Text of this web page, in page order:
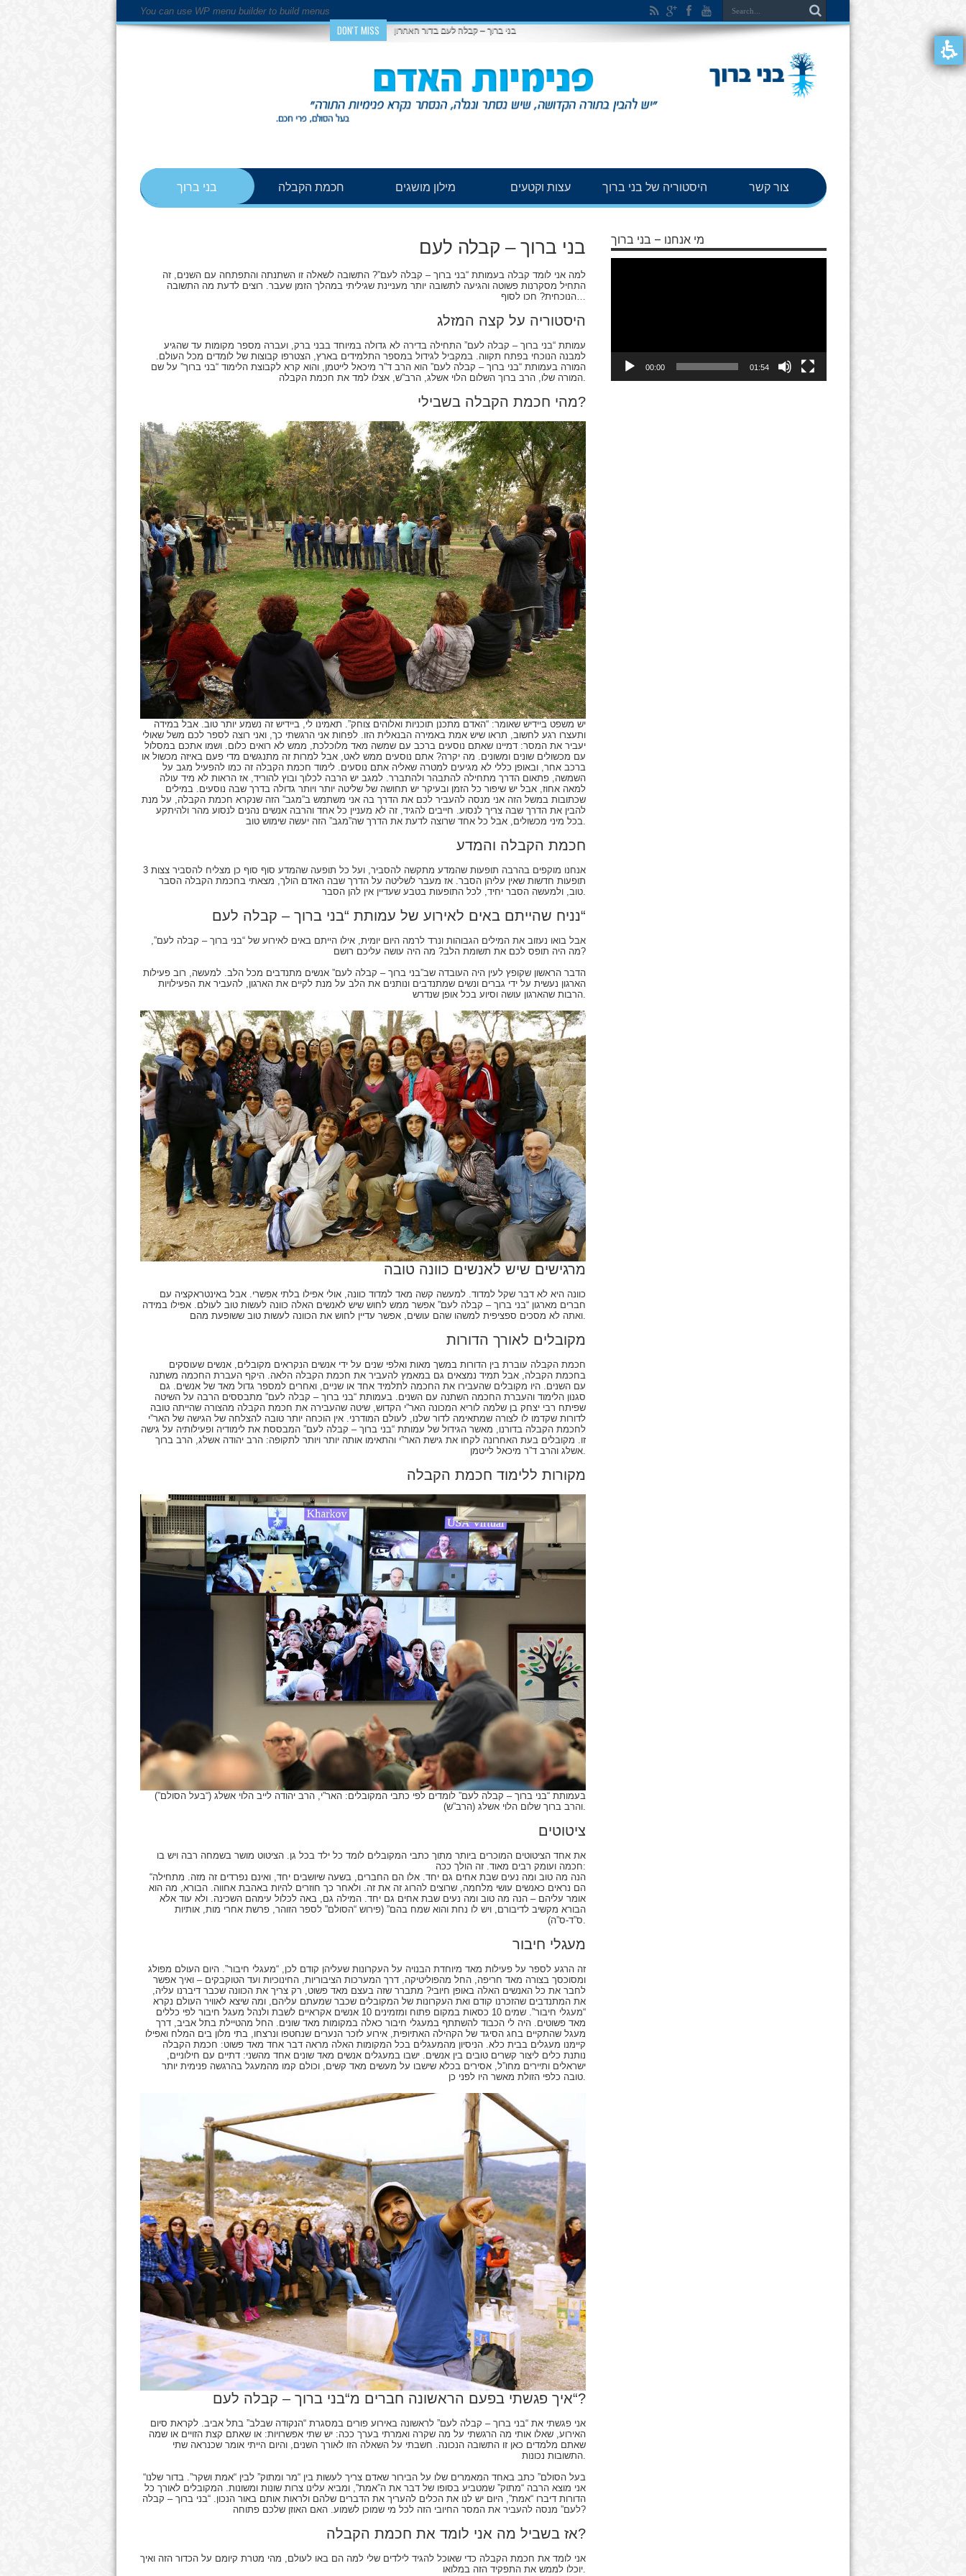
You can use WP menu builder to build menus
DON'T MISS בני ברוך – קבלה לעם בדור האחרון
בני ברוך חכמת הקבלה מילון מושגים עצות וקטעים היסטוריה של בני ברוך צור קשר
בני ברוך – קבלה לעם
למה אני לומד קבלה בעמותת “בני ברוך – קבלה לעם”? התשובה לשאלה זו השתנתה והתפתחה עם השנים, זה
התחיל מסקרנות פשוטה והגיעה לתשובה יותר מעניינת שגיליתי במהלך הזמן שעבר. רוצים לדעת מה התשובה
הנוכחית? חכו לסוף…
היסטוריה על קצה המזלג
עמותת “בני ברוך – קבלה לעם” התחילה בדירה לא גדולה במיוחד בבני ברק, ועברה מספר מקומות עד שהגיע
למבנה הנוכחי בפתח תקווה. במקביל לגידול במספר התלמידים בארץ, הצטרפו קבוצות של לומדים מכל העולם.
המורה בעמותת “בני ברוך – קבלה לעם” הוא הרב ד”ר מיכאל לייטמן, והוא קרא לקבוצת הלימוד “בני ברוך” על שם
המורה שלו, הרב ברוך השלום הלוי אשלג, הרב”ש, אצלו למד את חכמת הקבלה.
מהי חכמת הקבלה בשבילי?
יש משפט ביידיש שאומר: “האדם מתכנן תוכניות ואלוהים צוחק”. תאמינו לי, ביידיש זה נשמע יותר טוב. אבל במידה
ותעצרו רגע לחשוב, תראו שיש אמת באמירה הבנאלית הזו. לפחות אני הרגשתי כך, ואני רוצה לספר לכם משל שאולי
יעביר את המסר: דמיינו שאתם נוסעים ברכב עם שמשה מאד מלוכלכת, ממש לא רואים כלום. ושמו אתכם במסלול
עם מכשולים שונים ומשונים. מה יקרה? אתם נוסעים ממש לאט, אבל למרות זה מתנגשים מדי פעם באיזה מכשול או
ברכב אחר, ובאופן כללי לא מגיעים למטרה שאליה אתם נוסעים. לימוד חכמת הקבלה זה כמו להפעיל מגב על
השמשה, פתאום הדרך מתחילה להתבהר ולהתברר. למגב יש הרבה לכלוך ובוץ להוריד, אז הראות לא מיד עולה
למאה אחוז, אבל יש שיפור כל הזמן ובעיקר יש תחושה של שליטה יותר ויותר גדולה בדרך שבה נוסעים. במילים
שכתובות במשל הזה אני מנסה להעביר לכם את הדרך בה אני משתמש ב”מגב” הזה שנקרא חכמת הקבלה, על מנת
להבין את הדרך שבה צריך לנסוע. חייבים להגיד, זה לא מעניין כל אחד והרבה אנשים נהנים לנסוע מהר ולהיתקע
חכמת הקבלה והמדע
אנחנו מוקפים בהרבה תופעות שהמדע מתקשה להסביר, ועל כל תופעה שהמדע סוף סוף כן מצליח להסביר צצות 3
תופעות חדשות שאין עליהן הסבר. אז מעבר לשליטה על הדרך שבה האדם הולך, מצאתי בחכמת הקבלה הסבר
טוב, ולמעשה הסבר יחיד, לכל התופעות בטבע שעדיין אין להן הסבר.
נניח שהייתם באים לאירוע של עמותת “בני ברוך – קבלה לעם“
אבל בואו נעזוב את המילים הגבוהות ונרד לרמה היום יומית, אילו הייתם באים לאירוע של “בני ברוך – קבלה לעם”,
מה היה תופס לכם את תשומת הלב? מה היה עושה עליכם רושם?
הדבר הראשון שקופץ לעין היה העובדה שב”בני ברוך – קבלה לעם” אנשים מתנדבים מכל הלב. למעשה, רוב פעילות
הארגון נעשית על ידי גברים ונשים שמתנדבים ונותנים את הלב על מנת לקיים את הארגון, להעביר את הפעילויות
הרבות שהארגון עושה וסיוע בכל אופן שנדרש.
מרגישים שיש לאנשים כוונה טובה
כוונה היא לא דבר שקל למדוד. למעשה קשה מאד למדוד כוונה, אולי אפילו בלתי אפשרי. אבל באינטראקציה עם
חברים מארגון “בני ברוך – קבלה לעם” אפשר ממש לחוש שיש לאנשים האלה כוונה לעשות טוב לעולם. אפילו במידה
ואתה לא מסכים ספציפית למשהו שהם עושים, אפשר עדיין לחוש את הכוונה לעשות טוב ששופעת מהם.
מקובלים לאורך הדורות
חכמת הקבלה עוברת בין הדורות במשך מאות ואלפי שנים על ידי אנשים הנקראים מקובלים, אנשים שעוסקים
בחכמת הקבלה, אבל תמיד נמצאים גם במאמץ להעביר את חכמת הקבלה הלאה. היקף העברת החכמה משתנה
עם השנים. היו מקובלים שהעבירו את החכמה לתלמיד אחד או שניים, ואחרים למספר גדול מאד של אנשים. גם
סגנון הלימוד והעברת החכמה השתנה עם השנים. בעמותת “בני ברוך – קבלה לעם” מתבססים הרבה על השיטה
שפיתח רבי יצחק בן שלמה לוריא המכונה האר”י הקדוש, שיטה שהעבירה את חכמת הקבלה מהצורה שהייתה טובה
לדורות שקדמו לו לצורה שמתאימה לדור שלנו, לעולם המודרני. אין הוכחה יותר טובה להצלחה של הגישה של האר”י
לחכמת הקבלה בדורנו, מאשר הגידול של עמותת “בני ברוך – קבלה לעם” המבססת את לימודיה ופעילותיה על גישה
זו. מקובלים בעת האחרונה לקחו את גישת האר”י והתאימו אותה יותר ויותר לתקופה: הרב יהודה אשלג, הרב ברוך
אשלג והרב ד”ר מיכאל לייטמן.
מקורות ללימוד חכמת הקבלה
בעמותת “בני ברוך – קבלה לעם” לומדים לפי כתבי המקובלים: האר”י, הרב יהודה לייב הלוי אשלג (“בעל הסולם”)
והרב ברוך שלום הלוי אשלג (הרב”ש).
ציטוטים
את אחד הציטוטים המוכרים ביותר מתוך כתבי המקובלים לומד כל ילד בכל גן. הציטוט מושר בשמחה רבה ויש בו
חכמה ועומק רבים מאוד. זה הולך ככה:
“הנה מה טוב ומה נעים שבת אחים גם יחד. אלו הם החברים, בשעה שיושבים יחד, ואינם נפרדים זה מזה. מתחילה
הם נראים כאנשים עושי מלחמה, שרוצים להרוג זה את זה. ולאחר כך חוזרים להיות באהבת אחווה. הבורא, מה הוא
אומר עליהם – הנה מה טוב ומה נעים שבת אחים גם יחד. המילה גם, באה לכלול עימהם השכינה. ולא עוד אלא
הבורא מקשיב לדיבורם, ויש לו נחת והוא שמח בהם” (פירוש “הסולם” לספר הזוהר, פרשת אחרי מות, אותיות
ס”ד-ס”ה).
מעגלי חיבור
זה הרגע לספר על פעילות מאד מיוחדת הבנויה על העקרונות שעליהן קודם לכן, “מעגלי חיבור”. היום העולם מפולג
ומסוכסך בצורה מאד חריפה, החל מהפוליטיקה, דרך המערכות הציבוריות, החינוכיות ועד הטוקבקים – ואיך אפשר
לחבר את כל האנשים האלה באופן חיובי? מתברר שזה בעצם מאד פשוט, רק צריך את הכוונה שכבר דיברנו עליה,
את המתנדבים שהזכרנו קודם ואת העקרונות של המקובלים שכבר שמעתם עליהם, ומה שיצא לאוויר העולם נקרא
“מעגלי חיבור”. שמים 10 כסאות במקום פתוח ומזמינים 10 אנשים אקראיים לשבת ולנהל מעגל חיבור לפי כללים
מאד פשוטים. היה לי הכבוד להשתתף במעגלי חיבור כאלה במקומות מאד שונים. החל מהטיילת בתל אביב, דרך
מעגל שהתקיים בחג הסיגד של הקהילה האתיופית, אירוע לזכר הנערים שנחטפו ונרצחו, בתי מלון בים המלח ואפילו
קיימנו מעגלים בבית כלא. הניסיון מהמעגלים בכל המקומות האלה מראה דבר אחד מאד פשוט: חכמת הקבלה
נותנת כלים ליצור קשרים טובים בין אנשים. ישבו במעגלים אנשים מאד שונים אחד מהשני: דתיים עם חילוניים,
ישראלים ותיירים מחו”ל, אסירים בכלא שישבו על מעשים מאד קשים, וכולם קמו מהמעגל בהרגשה פנימית יותר
טובה כלפי הזולת מאשר היו לפני כן.
איך פגשתי בפעם הראשונה חברים מ“בני ברוך – קבלה לעם“?
אני פגשתי את “בני ברוך – קבלה לעם” לראשונה באירוע פורים במסגרת “הנקודה שבלב” בתל אביב. לקראת סיום
האירוע, שאלו אותי מה הרגשתי על מה שקרה ואמרתי בערך ככה: יש שתי אפשרויות: או שאתם קצת הזויים או שמה
שאתם מלמדים כאן זו התשובה הנכונה. חשבתי על השאלה הזו לאורך השנים, והיום הייתי אומר שכנראה שתי
התשובות נכונות.
“בעל הסולם” כתב באחד המאמרים שלו על הבירור שאדם צריך לעשות בין “מר ומתוק” לבין “אמת ושקר”. בדור שלנו
אני מוצא הרבה “מתוק” שמטביע בסופו של דבר את ה”אמת”, ומביא עלינו צרות שונות ומשונות. המקובלים לאורך כל
הדורות דיברו “אמת”, היום יש לנו את הכלים להעריך את הדברים שלהם ולראות אותם באור הנכון. “בני ברוך – קבלה
לעם” מנסה להעביר את המסר החיובי הזה לכל מי שמוכן לשמוע. האם האוזן שלכם פתוחה?
אז בשביל מה אני לומד את חכמת הקבלה?
אני לומד את חכמת הקבלה כדי שאוכל להגיד לילדים שלי למה הם באו לעולם, מהי מטרת קיומם על הכדור הזה ואיך
יוכלו לממש את התפקיד הזה במלואו.
מי אנחנו – בני ברוך
00:00 01:54